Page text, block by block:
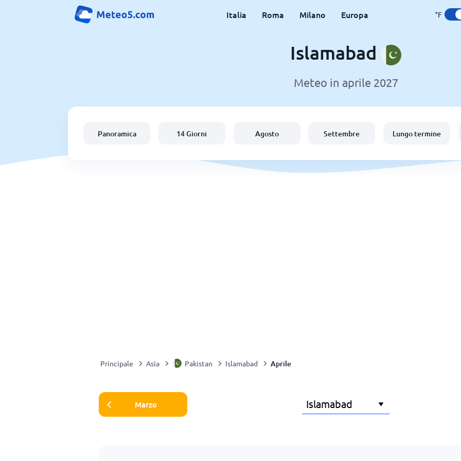
Italia Roma Milano Europa °F
Islamabad
Meteo in aprile 2027
Panoramica 14 Giorni Agosto Settembre Lungo termine
Principale Asia Pakistan Islamabad Aprile
Marzo